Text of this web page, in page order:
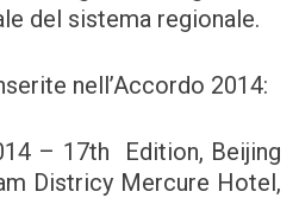
del sistema regionale.
nell’Accordo 2014:
– 17th Edition, Beijing
Districy Mercure Hotel,